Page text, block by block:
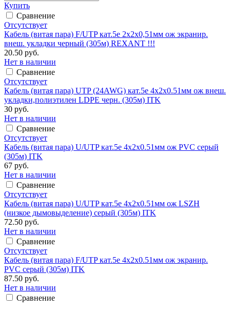
Купить
Сравнение
Отсутствует
Кабель (витая пара) F/UTP кат.5е 2х2х0,51мм ож экранир.
внеш. укладки черный (305м) REXANT !!!
20.50 руб.
Нет в наличии
Сравнение
Отсутствует
Кабель (витая пара) UTP (24AWG) кат.5е 4х2х0.51мм ож внеш.
укладки,полиэтилен LDPE черн. (305м) ITK
30 руб.
Нет в наличии
Сравнение
Отсутствует
Кабель (витая пара) U/UTP кат.5е 4х2х0.51мм ож PVC серый
(305м) ITK
67 руб.
Нет в наличии
Сравнение
Отсутствует
Кабель (витая пара) U/UTP кат.5е 4х2х0.51мм ож LSZH
(низкое дымовыделение) серый (305м) ITK
72.50 руб.
Нет в наличии
Сравнение
Отсутствует
Кабель (витая пара) F/UTP кат.5е 4х2х0.51мм ож экранир.
PVC серый (305м) ITK
87.50 руб.
Нет в наличии
Сравнение